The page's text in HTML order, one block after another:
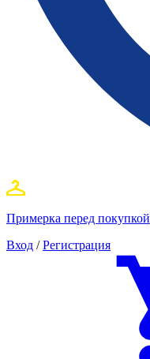
Примерка перед покупкой
Вход / Регистрация